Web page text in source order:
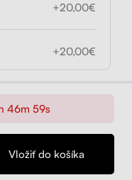
+20,00€
+20,00€
46m 58s